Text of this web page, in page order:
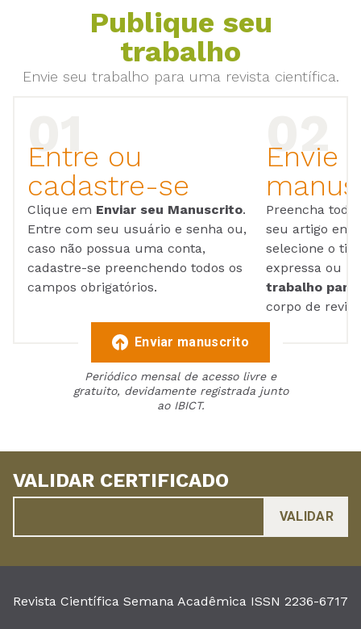
Publique seu
trabalho
Envie seu trabalho para uma revista científica.
Entre ou
cadastre-se
Clique em Enviar seu Manuscrito.
Entre com seu usuário e senha ou,
caso não possua uma conta,
cadastre-se preenchendo todos os
campos obrigatórios.
Envie
Preencha
seu artigo em
selecione o
expressa ou
trabalho para
corpo de
Enviar manuscrito
Periódico mensal de acesso livre e
gratuito, devidamente registrada junto
ao IBICT.
VALIDAR CERTIFICADO
Revista Científica Semana Acadêmica ISSN 2236-6717